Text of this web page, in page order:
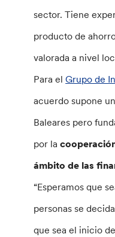
sector. Tiene
producto de
valorada a nivel
Para elGrupo de
acuerdo supone
Baleares pero
por la
ámbito de las
“Esperamos que
personas se
que sea el inicio